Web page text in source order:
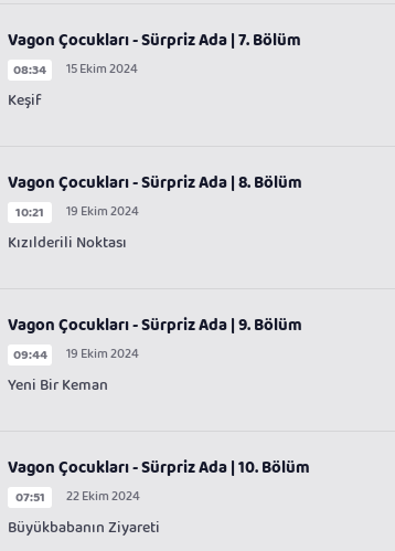
Vagon Çocukları - Sürpriz Ada | 7. Bölüm
08:34 15 Ekim 2024
Keşif
Vagon Çocukları - Sürpriz Ada | 8. Bölüm
10:21 19 Ekim 2024
Kızılderili Noktası
Vagon Çocukları - Sürpriz Ada | 9. Bölüm
09:44 19 Ekim 2024
Yeni Bir Keman
Vagon Çocukları - Sürpriz Ada | 10. Bölüm
07:51 22 Ekim 2024
Büyükbabanın Ziyareti